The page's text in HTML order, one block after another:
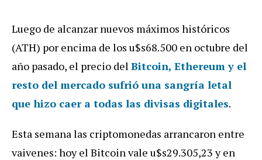
Luego de alcanzar nuevos máximos históricos
(ATH) por encima de los u$s68.500 en octubre del
año pasado, el precio del Bitcoin, Ethereum y el
resto del mercado sufrió una sangría letal
que hizo caer a todas las divisas digitales.
Esta semana las criptomonedas arrancaron entre
vaivenes: hoy el Bitcoin vale u$s29.305,23 y en